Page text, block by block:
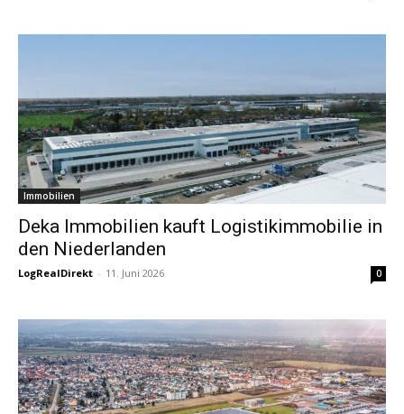
Immobilien
Deka Immobilien kauft Logistikimmobilie in
den Niederlanden
LogRealDirekt - 11. Juni 2026 0